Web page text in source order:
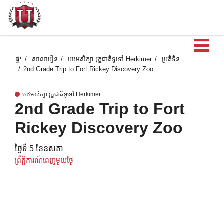
ប
ផ្ទះ សាលារៀន បឋមសិក្សា រុក្ខជាតិទូទៅ Herkimer
ប្រតិទិន
2nd Grade Trip to Fort Rickey Discovery Zoo
បឋមសិក្សា រុក្ខជាតិទូទៅ Herkimer
2nd Grade Trip to Fort
Rickey Discovery Zoo
ថ្ងៃទី 5 ខែឧសភា
ព្រឹត្តិការណ៍ពេញមួយថ្ងៃ